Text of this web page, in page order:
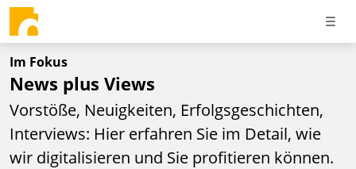
Im Fokus
News plus Views
Vorstöße, Neuigkeiten, Erfolgsgeschichten,
Interviews: Hier erfahren Sie im Detail, wie
wir digitalisieren und Sie profitieren können.